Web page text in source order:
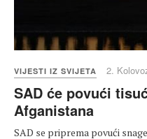
VIJESTI IZ SVIJETA 2.
SAD će povući
Afganistana
SAD se priprema povući